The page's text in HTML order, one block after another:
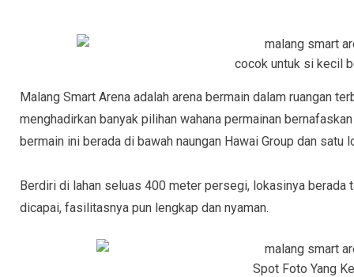
cocok untuk si kecil
Malang Smart Arena adalah arena bermain dalam ruangan
menghadirkan banyak pilihan wahana permainan
bermain ini berada di bawah naungan Hawai Group dan satu
Berdiri di lahan seluas 400 meter persegi, lokasinya berada
dicapai, fasilitasnya pun lengkap dan nyaman.
Spot Foto Yang